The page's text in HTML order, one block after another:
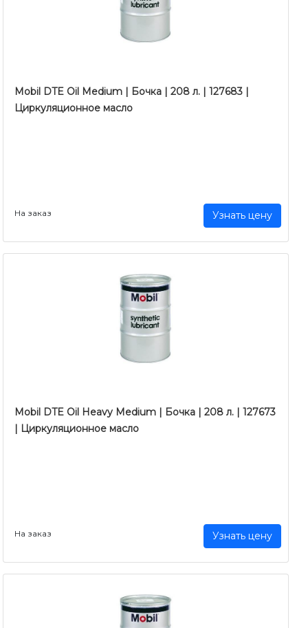
Mobil DTE Oil Medium | Бочка | 208 л. | 127683 |
Циркуляционное масло
На заказ Узнать цену
Mobil DTE Oil Heavy Medium | Бочка | 208 л. | 127673
| Циркуляционное масло
На заказ Узнать цену